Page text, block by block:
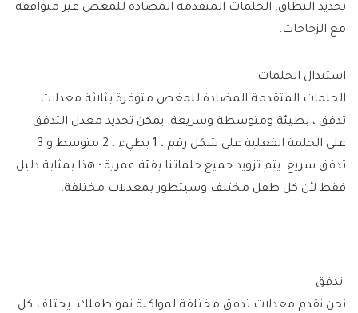
تحديد النطاق. الحلمات المتقدمة المضادة للمغص غير متوافقة
مع الزجاجات.
استبدال الحلمات
الحلمات المتقدمة المضادة للمغص متوفرة بثلاثة معدلات
تدفق ، بطيئة ومتوسطة وسريعة. يمكن تحديد معدل التدفق
على الحلمة الفعلية على شكل رقم ، 1 بطيء ، 2 متوسط ​​و 3
تدفق سريع. يتم تزويد جميع حلماتنا بفئة عمرية ؛ هذا بمثابة دليل
فقط لأن كل طفل مختلف وسيتطور بمعدلات مختلفة.
تدفق
نحن نقدم معدلات تدفق مختلفة لمواكبة نمو طفلك. يختلف كل